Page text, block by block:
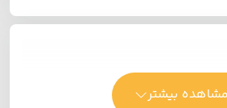
مشاهده بیشتر